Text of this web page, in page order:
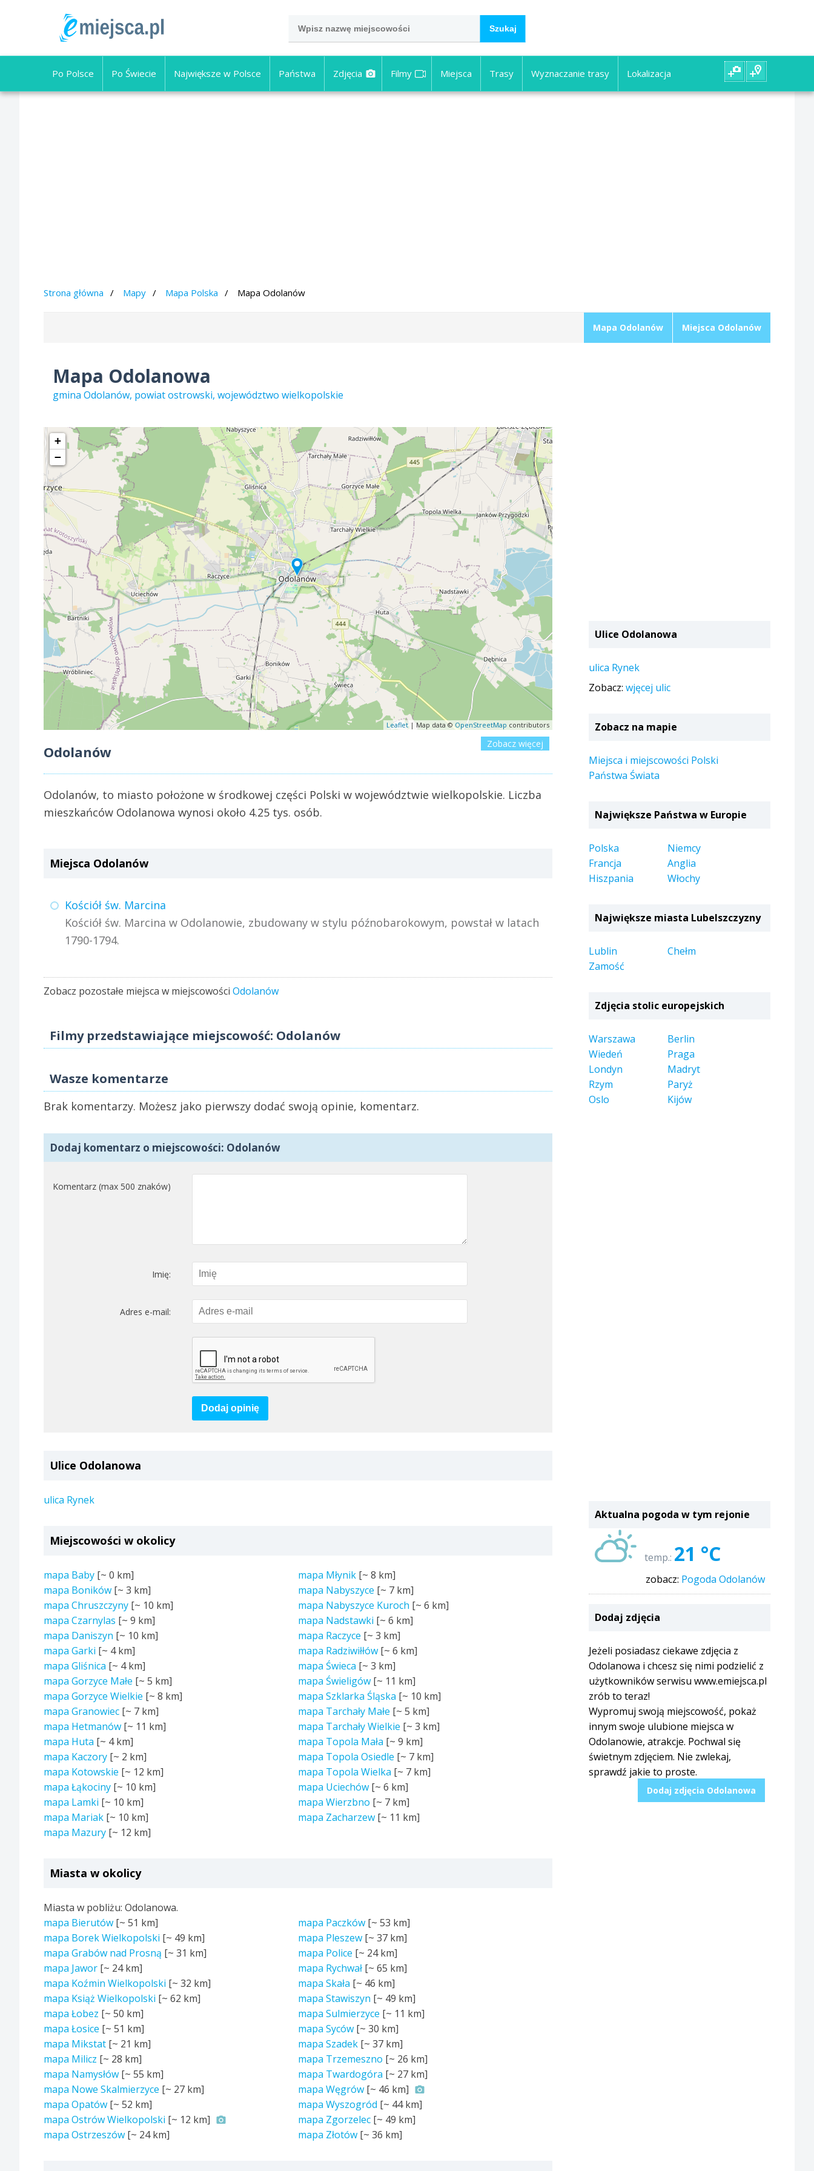
Po Polsce Po Świecie Największe w Polsce Państwa Zdjęcia Filmy Miejsca Trasy Wyznaczanie trasy Lokalizacja
Strona główna Mapy Mapa Polska Mapa Odolanów
Mapa Odolanów Miejsca Odolanów
Mapa Odolanowa
gmina Odolanów, powiat ostrowski, województwo wielkopolskie
+
−
Leaflet | Map data © OpenStreetMap contributors
Zobacz więcej
Odolanów
Odolanów, to miasto położone w środkowej części Polski w województwie wielkopolskie. Liczba
mieszkańców Odolanowa wynosi około 4.25 tys. osób.
Miejsca Odolanów
Kościół św. Marcina
Kościół św. Marcina w Odolanowie, zbudowany w stylu późnobarokowym, powstał w latach
1790-1794.
Zobacz pozostałe miejsca w miejscowości Odolanów
Filmy przedstawiające miejscowość: Odolanów
Wasze komentarze
Brak komentarzy. Możesz jako pierwszy dodać swoją opinie, komentarz.
Dodaj komentarz o miejscowości: Odolanów
Komentarz (max 500 znaków)
Imię:
Adres e-mail:
Dodaj opinię
Ulice Odolanowa
ulica Rynek
Miejscowości w okolicy
mapa Baby [~ 0 km]
mapa Boników [~ 3 km]
mapa Chruszczyny [~ 10 km]
mapa Czarnylas [~ 9 km]
mapa Daniszyn [~ 10 km]
mapa Garki [~ 4 km]
mapa Gliśnica [~ 4 km]
mapa Gorzyce Małe [~ 5 km]
mapa Gorzyce Wielkie [~ 8 km]
mapa Granowiec [~ 7 km]
mapa Hetmanów [~ 11 km]
mapa Huta [~ 4 km]
mapa Kaczory [~ 2 km]
mapa Kotowskie [~ 12 km]
mapa Łąkociny [~ 10 km]
mapa Lamki [~ 10 km]
mapa Mariak [~ 10 km]
mapa Mazury [~ 12 km]
mapa Młynik[~ 8 km]
mapa Nabyszyce [~ 7 km]
mapa Nabyszyce Kuroch [~ 6 km]
mapa Nadstawki [~ 6 km]
mapa Raczyce [~ 3 km]
mapa Radziwiłłów[~ 6 km]
mapa Świeca [~ 3 km]
mapa Świeligów[~ 11 km]
mapa Szklarka Śląska [~ 10 km]
mapa Tarchały Małe [~ 5 km]
mapa Tarchały Wielkie [~ 3 km]
mapa Topola Mała [~ 9 km]
mapa Topola Osiedle [~ 7 km]
mapa Topola Wielka [~ 7 km]
mapa Uciechów[~ 6 km]
mapa Wierzbno [~ 7 km]
mapa Zacharzew[~ 11 km]
Miasta w okolicy
Miasta w pobliżu: Odolanowa.
mapa Bierutów [~ 51 km]
mapa Borek Wielkopolski [~ 49 km]
mapa Grabów nad Prosną [~ 31 km]
mapa Jawor [~ 24 km]
mapa Koźmin Wielkopolski [~ 32 km]
mapa Książ Wielkopolski [~ 62 km]
mapa Łobez [~ 50 km]
mapa Łosice [~ 51 km]
mapa Mikstat [~ 21 km]
mapa Milicz [~ 28 km]
mapa Namysłów [~ 55 km]
mapa Nowe Skalmierzyce [~ 27 km]
mapa Opatów [~ 52 km]
mapa Ostrów Wielkopolski [~ 12 km]
mapa Ostrzeszów [~ 24 km]
mapa Paczków[~ 53 km]
mapa Pleszew[~ 37 km]
mapa Police [~ 24 km]
mapa Rychwał[~ 65 km]
mapa Skała [~ 46 km]
mapa Stawiszyn [~ 49 km]
mapa Sulmierzyce [~ 11 km]
mapa Syców[~ 30 km]
mapa Szadek[~ 37 km]
mapa Trzemeszno [~ 26 km]
mapa Twardogóra [~ 27 km]
mapa Węgrów[~ 46 km]
mapa Wyszogród [~ 44 km]
mapa Zgorzelec[~ 49 km]
mapa Złotów[~ 36 km]
Ulice Odolanowa
ulica Rynek
Zobacz: wjęcej ulic
Zobacz na mapie
Miejsca i miejscowości Polski
Państwa Świata
Największe Państwa w Europie
Polska
Niemcy
Francja
Anglia
Hiszpania
Włochy
Największe miasta Lubelszczyzny
Lublin
Chełm
Zamość
Zdjęcia stolic europejskich
Warszawa
Berlin
Wiedeń
Praga
Londyn
Madryt
Rzym
Paryż
Oslo
Kijów
Aktualna pogoda w tym rejonie
temp.: 21 °C
zobacz: Pogoda Odolanów
Dodaj zdjęcia
Jeżeli posiadasz ciekawe zdjęcia z
Odolanowa i chcesz się nimi podzielić z
użytkowników serwisu www.emiejsca.pl
zrób to teraz!
Wypromuj swoją miejscowość, pokaż
innym swoje ulubione miejsca w
Odolanowie, atrakcje. Pochwal się
świetnym zdjęciem. Nie zwlekaj,
sprawdź jakie to proste.
Dodaj zdjęcia Odolanowa